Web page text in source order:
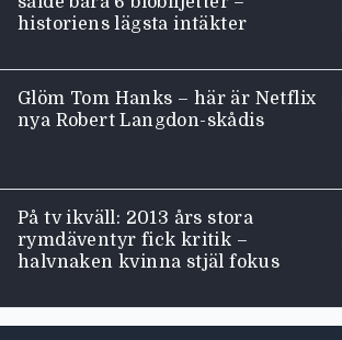
historiens lägsta intäkter
Glöm Tom Hanks – här är Netflix
nya Robert Langdon-skådis
På tv ikväll: 2013 års stora
rymdäventyr fick kritik –
halvnaken kvinna stjäl fokus